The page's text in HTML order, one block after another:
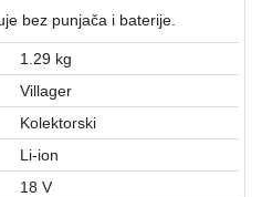
bez punjača i baterije.
1.29 kg
Villager
Kolektorski
Li-ion
18 V